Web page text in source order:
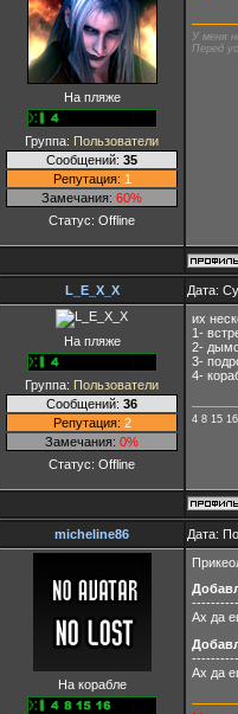
На пляже
Группа: Пользователи
Сообщений: 35
Репутация: 1
Замечания: 60%
Статус: Offline
У меня
Перед
L_E_X_X Дата:
На пляже
Группа: Пользователи
Сообщений: 36
Репутация: 2
Замечания: 0%
Статус: Offline
их
1-
2-
3-
4-
4 8 15
micheline86 Дата:
На корабле
Ах да
Ах да